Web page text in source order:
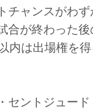
チャンスがわ
合が終わった後
内は出場権を
セントジュード